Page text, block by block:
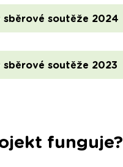
sběrové soutěže 2024
sběrové soutěže 2023
funguje?